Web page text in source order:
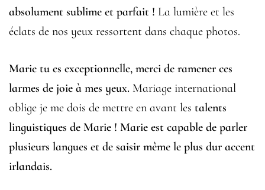
absolument sublime et parfait ! La lumière et les
éclats de nos yeux ressortent dans chaque photos.
Marie tu es exceptionnelle, merci de ramener ces
larmes de joie à mes yeux. Mariage international
oblige je me dois de mettre en avant les talents
linguistiques de Marie ! Marie est capable de parler
plusieurs langues et de saisir même le plus dur accent
irlandais.